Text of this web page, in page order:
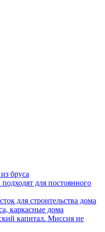
бруса
для постоянного
для строительства дома
каркасные дома
капитал. Миссия не